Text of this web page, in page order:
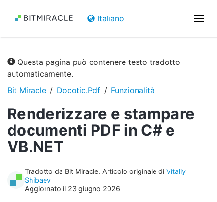
Italiano
Questa pagina può contenere testo tradotto
automaticamente.
Bit Miracle
Docotic.Pdf Funzionalità
Renderizzare e stampare
documenti PDF in C# e
VB.NET
Tradotto da Bit Miracle. Articolo originale di Vitaliy
Shibaev
Aggiornato il 23 giugno 2026